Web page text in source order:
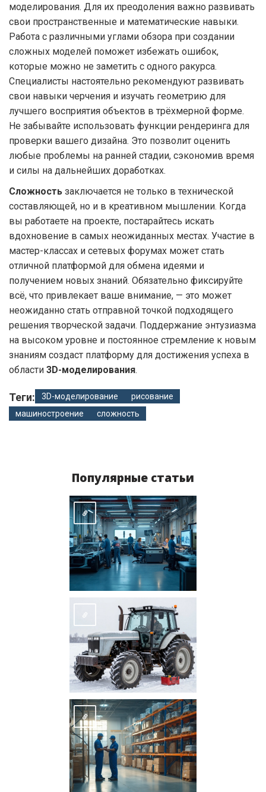
моделирования. Для их преодоления важно развивать
свои пространственные и математические навыки.
Работа с различными углами обзора при создании
сложных моделей поможет избежать ошибок,
которые можно не заметить с одного ракурса.
Специалисты настоятельно рекомендуют развивать
свои навыки черчения и изучать геометрию для
лучшего восприятия объектов в трёхмерной форме.
Не забывайте использовать функции рендеринга для
проверки вашего дизайна. Это позволит оценить
любые проблемы на ранней стадии, сэкономив время
и силы на дальнейших доработках.
Сложность заключается не только в технической
составляющей, но и в креативном мышлении. Когда
вы работаете на проекте, постарайтесь искать
вдохновение в самых неожиданных местах. Участие в
мастер-классах и сетевых форумах может стать
отличной платформой для обмена идеями и
получением новых знаний. Обязательно фиксируйте
всё, что привлекает ваше внимание, — это может
неожиданно стать отправной точкой подходящего
решения творческой задачи. Поддержание энтузиазма
на высоком уровне и постоянное стремление к новым
знаниям создаст платформу для достижения успеха в
области 3D-моделирования.
Теги: 3D-моделирование
рисование
машиностроение
сложность
Популярные статьи